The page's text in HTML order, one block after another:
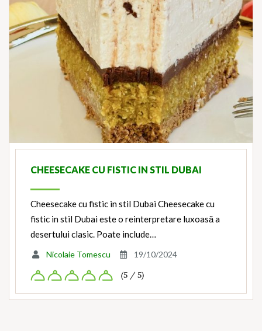
CHEESECAKE CU FISTIC IN STIL DUBAI
Cheesecake cu fistic in stil Dubai Cheesecake cu
fistic in stil Dubai este o reinterpretare luxoasă a
desertului clasic. Poate include…
Nicolaie Tomescu 19/10/2024
(5 / 5)